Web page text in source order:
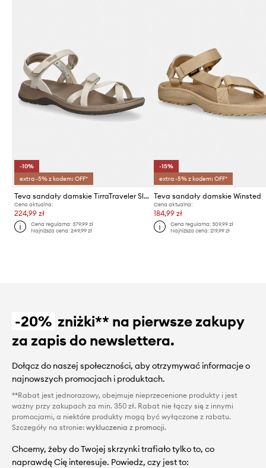
-10%
extra -5% z kodem: OFF*
Teva sandały damskie TirraTraveler Slingback
Cena aktualna:
224,99 zł
Cena regularna:379,99 zł
Najniższa cena:249,99 zł
-15%
extra -5% z kodem: OFF*
Teva sandały damskie Winsted
Cena aktualna:
184,99 zł
Cena regularna: 309,99 zł
Najniższa cena: 219,99 zł
-20% zniżki** na pierwsze zakupy
za zapis do newslettera.
Dołącz do naszej społeczności, aby otrzymywać informacje o
najnowszych promocjach i produktach.
**Rabat jest jednorazowy, obejmuje nieprzecenione produkty i jest
ważny przy zakupach za min. 350 zł. Rabat nie łączy się z innymi
promocjami, a niektóre produkty mogą być wyłączone z rabatu.
Szczegóły na stronie: wykluczenia z promocji.
Chcemy, żeby do Twojej skrzynki trafiało tylko to, co
naprawdę Cię interesuje. Powiedz, czy jest to: